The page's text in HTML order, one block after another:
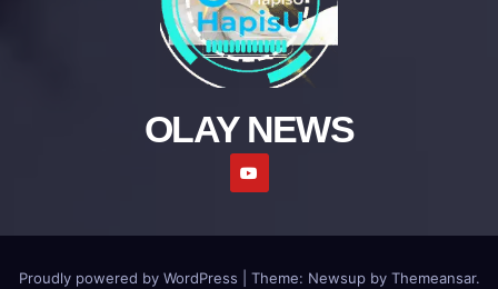
OLAY NEWS
Proudly powered by WordPress Theme: Newsup by Themeansar.